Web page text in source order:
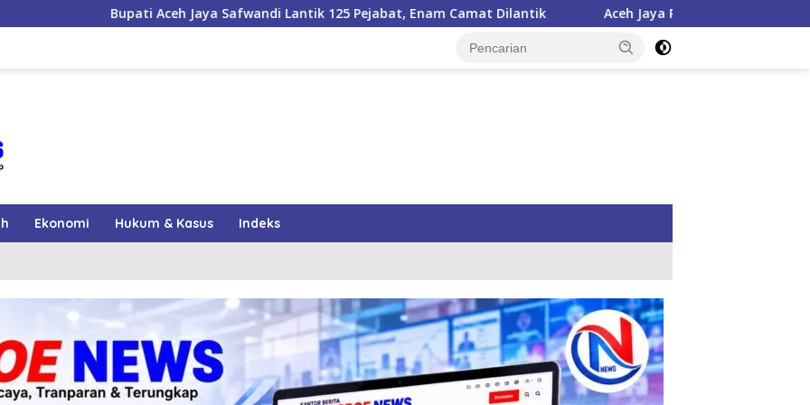
Jaya Safwandi Lantik 125 Pejabat, Enam Camat Dilantik Aceh Jaya Peroleh Bantuan APBN Cetak Sawah Baru
Ekonomi Hukum & Kasus Indeks